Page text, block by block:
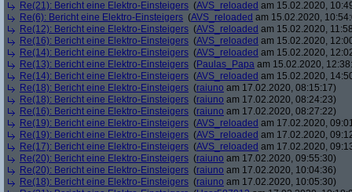
Re(21): Bericht eine Elektro-Einsteigers (AVS_reloaded am 15.02.2020,
Re(6): Bericht eine Elektro-Einsteigers (AVS_reloaded am 15.02.2020,
Re(12): Bericht eine Elektro-Einsteigers (AVS_reloaded am 15.02.2020,
Re(16): Bericht eine Elektro-Einsteigers (AVS_reloaded am 15.02.2020,
Re(14): Bericht eine Elektro-Einsteigers (AVS_reloaded am 15.02.2020,
Re(13): Bericht eine Elektro-Einsteigers (Paulas_Papa am 15.02.2020,
Re(14): Bericht eine Elektro-Einsteigers (AVS_reloaded am 15.02.2020,
Re(18): Bericht eine Elektro-Einsteigers (raiuno am 17.02.2020, 08:15:17)
Re(18): Bericht eine Elektro-Einsteigers (raiuno am 17.02.2020, 08:24:23)
Re(16): Bericht eine Elektro-Einsteigers (raiuno am 17.02.2020, 08:27:22)
Re(19): Bericht eine Elektro-Einsteigers (AVS_reloaded am 17.02.2020,
Re(19): Bericht eine Elektro-Einsteigers (AVS_reloaded am 17.02.2020,
Re(17): Bericht eine Elektro-Einsteigers (AVS_reloaded am 17.02.2020,
Re(20): Bericht eine Elektro-Einsteigers (raiuno am 17.02.2020, 09:55:30)
Re(20): Bericht eine Elektro-Einsteigers (raiuno am 17.02.2020, 10:04:36)
Re(18): Bericht eine Elektro-Einsteigers (raiuno am 17.02.2020, 10:05:30)